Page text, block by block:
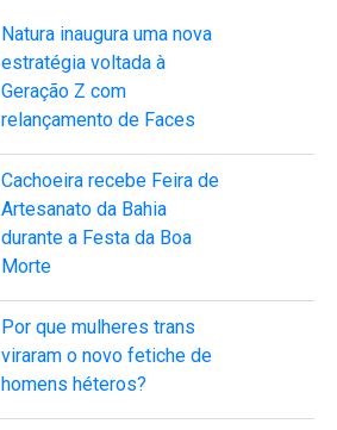
Natura inaugura uma nova
estratégia voltada à
Geração Z com
relançamento de Faces
Cachoeira recebe Feira de
Artesanato da Bahia
durante a Festa da Boa
Morte
Por que mulheres trans
viraram o novo fetiche de
homens héteros?